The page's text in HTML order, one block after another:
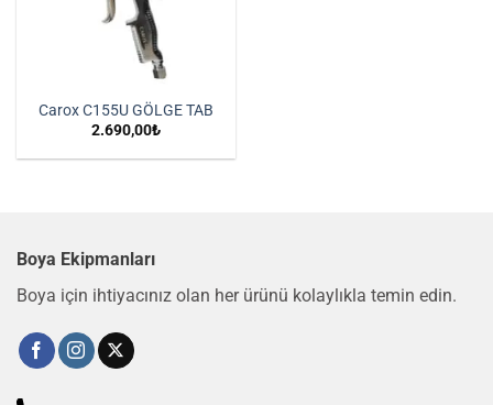
Carox C155U GÖLGE TAB
2.690,00₺
Boya Ekipmanları
Boya için ihtiyacınız olan her ürünü kolaylıkla temin edin.